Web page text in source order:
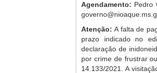
Agendamento: Pedro
Atenção:A falta de
prazo indicado no
declaração de
por crime de frustrar
14.133/2021. A